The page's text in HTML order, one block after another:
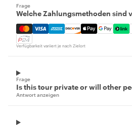
Frage
Welche Zahlungsmethoden sind
Mastercard, Visa, Amex,
Verfügbarkeit variiert je nach Zielort
Frage
Is this tour private or will other
Antwort anzeigen